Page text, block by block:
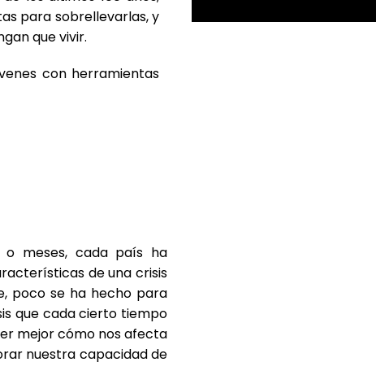
para sobrellevarlas, y
que vivir.
con herramientas
meses, cada país ha
de una crisis
poco se ha hecho para
que cada cierto tiempo
mejor cómo nos afecta
nuestra capacidad de